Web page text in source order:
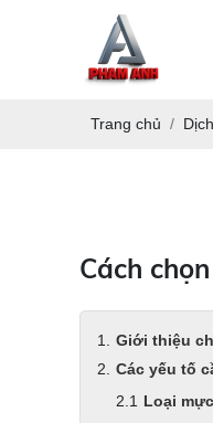
Trang chủ
Cách
Giới thiệu
Các yếu tố
Loại